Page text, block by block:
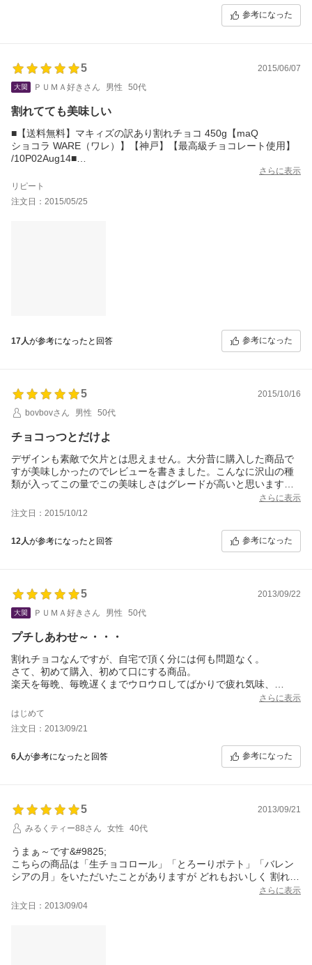
参考になった
5
2015/06/07
ＰＵＭＡ好きさん
男性 50代
割れてても美味しい
■【送料無料】マキィズの訳あり割れチョコ 450g【maQ
ショコラ WARE（ワレ）】【神戸】【最高級チョコレート使用】
/10P02Aug14■
モグモグしていると、ジワ～ッと甘さ、美味しさが広がっ
てきます。
ややもしたら、一挙に食べ過ぎて、鼻血ブーッ、ってなこ
さらに表示
リピート
注文日：2015/05/25
17人が参考になったと回答 参考になった
5
2015/10/16
bovbovさん
男性 50代
チョコっつとだけよ
デザインも素敵で欠片とは思えません。大分昔に購入した商品で
すが美味しかったのでレビューを書きました。こんなに沢山の種
類が入ってこの量でこの美味しさはグレードが高いと思います。
当然あっと言う間に無くなりました。私は本の欠片しか食べませ
んでしたので一際忘れられない程美味しかったですよ。本の一口
ちょこっとでしたので！。。。。。。。。。
さらに表示
注文日：2015/10/12
12人が参考になったと回答 参考になった
5
2013/09/22
ＰＵＭＡ好きさん
男性 50代
プチしあわせ～・・・
割れチョコなんですが、自宅で頂く分には何も問題なく。
さて、初めて購入、初めて口にする商品。
楽天を毎晩、毎晩遅くまでウロウロしてばかりで疲れ気味、
この割れチョコを口に入れて、座椅子にもたれ、天井を見上げ、
もぐもぐしていると、疲れも和らぎ、ああ、プチしあわせ～♪
美味しい！
チョコレートはスーパーで森○、明○、ロッ○、グリ○なんてのを
何時も安～く買っているんですが、それはそれでいいんですが、
この割れチョコのお味、美味しいな～♪ もぐもぐもぐ。
さらに表示
はじめて
注文日：2013/09/21
6人が参考になったと回答 参考になった
5
2013/09/21
みるくティー88さん
女性 40代
うまぁ～です&#9825;
こちらの商品は「生チョコロール」「とろーりポテト」「バレン
シアの月」をいただいたことがありますが どれもおいしく 割れチ
モンキー♪入ってました(*^_^*)
5種類のチョコがバランスよく入っていて、特にお気に入りはビタ
さらに表示
注文日：2013/09/04